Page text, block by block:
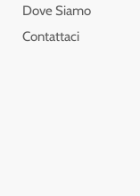
Dove Siamo
Contattaci